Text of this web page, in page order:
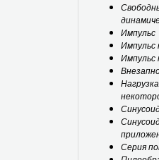
Импульс
Импульс
Серия